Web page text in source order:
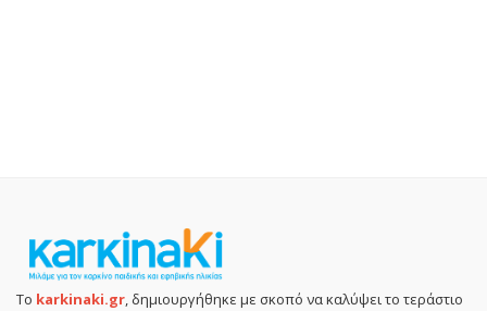
Το karkinaki.gr, δημιουργήθηκε με σκοπό να καλύψει το τεράστιο